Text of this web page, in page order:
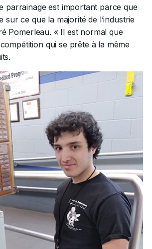
parrainage est important parce que
sur ce que la majorité de l’industrie
Pomerleau. « Il est normal que
qui se prête à la même